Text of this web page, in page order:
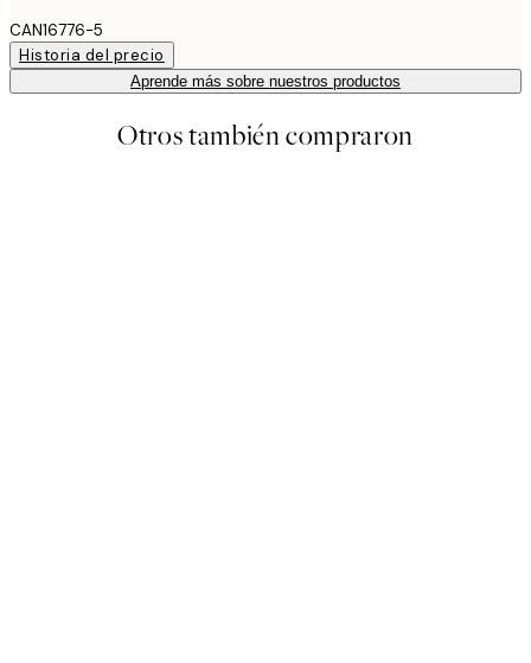
CAN16776-5
Historia del precio
Aprende más sobre nuestros productos
Otros también compraron